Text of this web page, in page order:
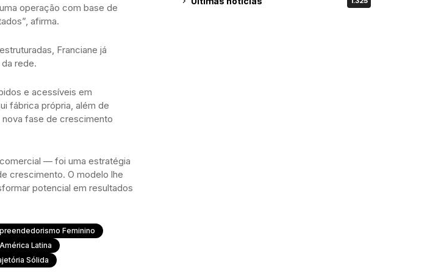
operação com base de
afirma.
Franciane já
rede.
e acessíveis em
fábrica própria, além de
nova fase de crescimento
— foi uma estratégia
crescimento. O modelo lhe
potencial em resultados
Feminino
Latina
Sólida